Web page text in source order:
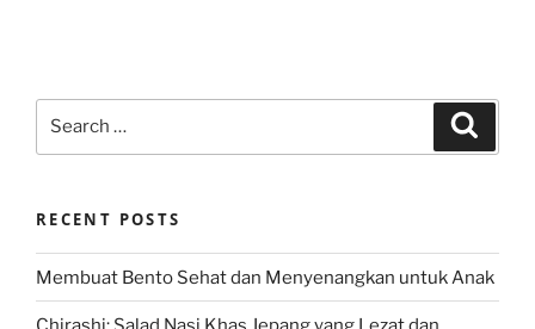
RECENT POSTS
Membuat Bento Sehat dan Menyenangkan untuk Anak